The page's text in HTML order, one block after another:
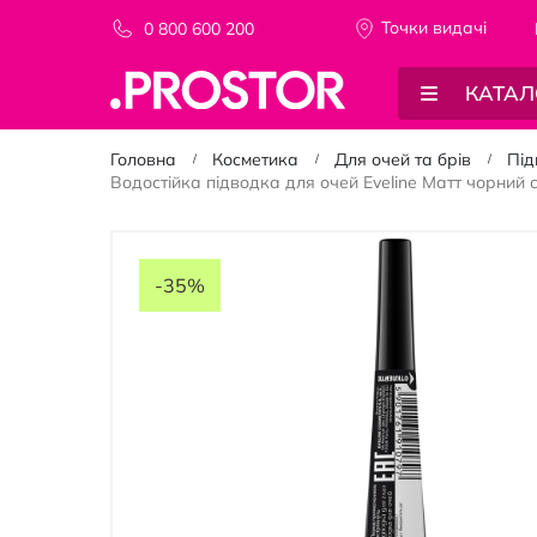
0 800 600 200 Точки видачi
Головна Косметика Для очей та брів
Водостійка підводка для очей Eveline Матт чорний
галереї
-35%